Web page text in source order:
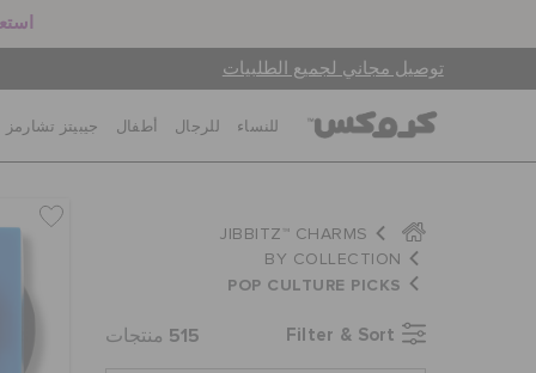
توصيل مجاني لجميع الطلبيات
للنساء للرجال أطفال جيبيتز تشارمز
JIBBITZ™ CHARMS
BY COLLECTION
POP CULTURE PICKS
Filter & Sort
515 منتجات